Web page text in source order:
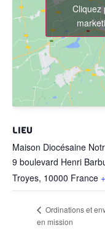
LIEU
Maison Diocésaine
9 boulevard Henri
Troyes, 10000 France
Cliquez
Ordinations et
en mission